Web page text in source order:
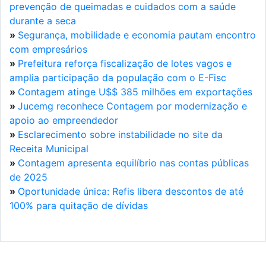
prevenção de queimadas e cuidados com a saúde
durante a seca
» Segurança, mobilidade e economia pautam encontro
com empresários
» Prefeitura reforça fiscalização de lotes vagos e
amplia participação da população com o E-Fisc
» Contagem atinge U$$ 385 milhões em exportações
» Jucemg reconhece Contagem por modernização e
apoio ao empreendedor
» Esclarecimento sobre instabilidade no site da
Receita Municipal
» Contagem apresenta equilíbrio nas contas públicas
de 2025
» Oportunidade única: Refis libera descontos de até
100% para quitação de dívidas